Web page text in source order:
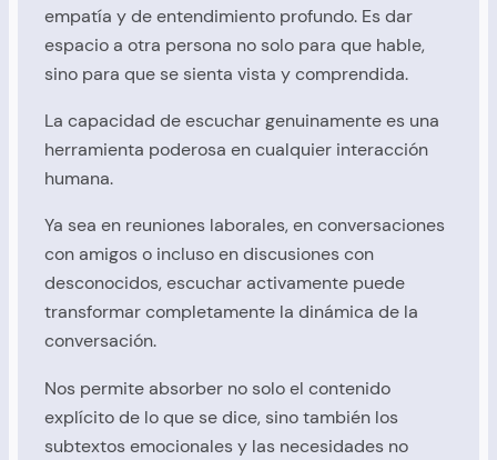
empatía y de entendimiento profundo. Es dar
espacio a otra persona no solo para que hable,
sino para que se sienta vista y comprendida.
La capacidad de escuchar genuinamente es una
herramienta poderosa en cualquier interacción
humana.
Ya sea en reuniones laborales, en conversaciones
con amigos o incluso en discusiones con
desconocidos, escuchar activamente puede
transformar completamente la dinámica de la
conversación.
Nos permite absorber no solo el contenido
explícito de lo que se dice, sino también los
subtextos emocionales y las necesidades no